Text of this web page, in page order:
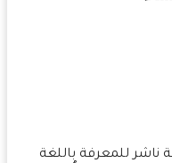
للمعرفة باللغة